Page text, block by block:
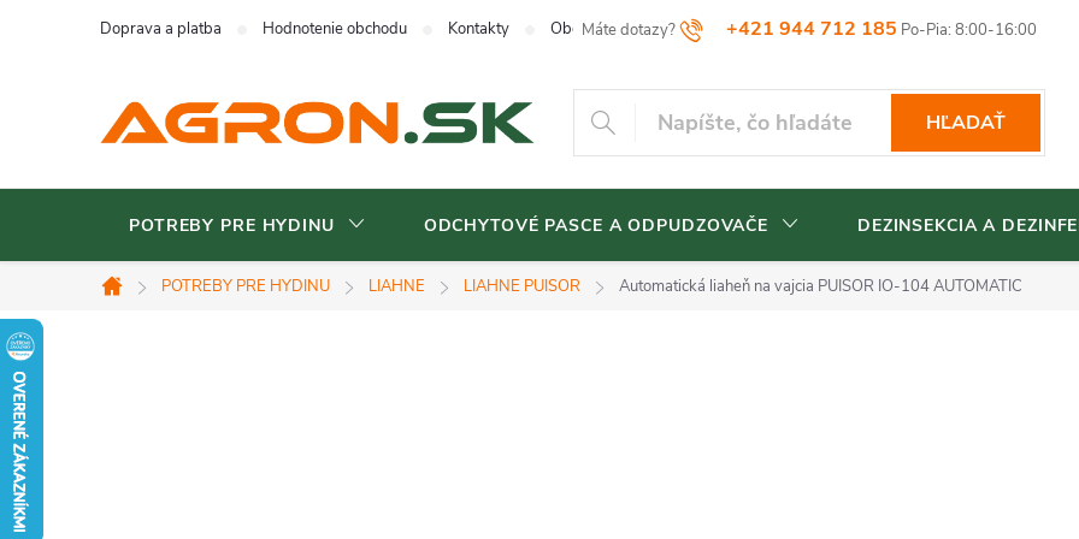
+421 944 712 185
Doprava a platba Hodnotenie obchodu Kontakty Obchodné podmienky Reklamačný poriadok Vrátenia tovaru
HĽADAŤ
POTREBY PRE HYDINU ODCHYTOVÉ PASCE A ODPUDZOVAČE DEZINSEKCIA A
Domov
POTREBY PRE HYDINU LIAHNE LIAHNE PUISOR Automatická liaheň na vajcia PUISOR IO-104 AUTOMATIC